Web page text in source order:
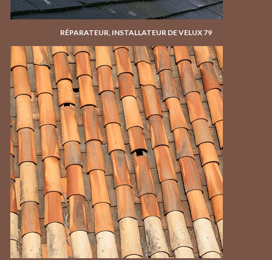
RÉPARATEUR, INSTALLATEUR DE VELUX 79